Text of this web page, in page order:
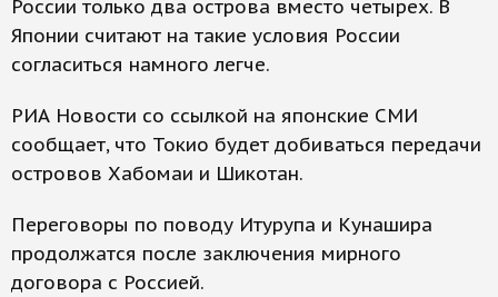
России только два острова вместо четырех. В
Японии считают на такие условия России
согласиться намного легче.
РИА Новости со ссылкой на японские СМИ
сообщает, что Токио будет добиваться передачи
островов Хабомаи и Шикотан.
Переговоры по поводу Итурупа и Кунашира
продолжатся после заключения мирного
договора с Россией.